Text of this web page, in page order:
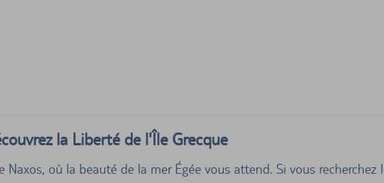
la Liberté de l'Île Grecque
où la beauté de la mer Égée vous attend. Si vous